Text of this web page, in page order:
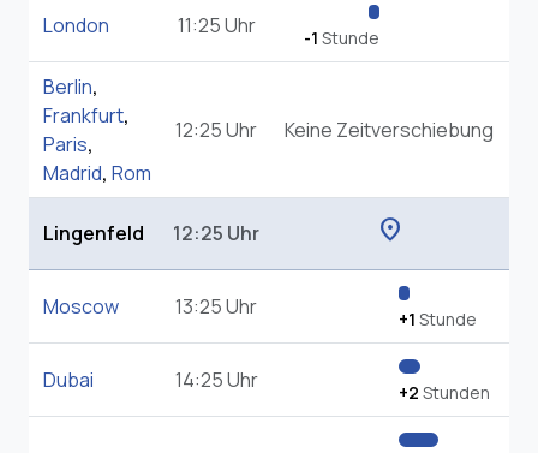
London 11:25 Uhr -1 Stunde
Berlin,
Frankfurt,
Paris,
Madrid, Rom
12:25 Uhr Keine Zeitverschiebung
Lingenfeld 12:25 Uhr location_on
Moscow 13:25 Uhr +1 Stunde
Dubai 14:25 Uhr +2 Stunden